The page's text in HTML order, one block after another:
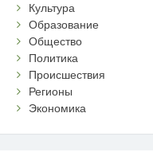
Культура
Образование
Общество
Политика
Происшествия
Регионы
Экономика